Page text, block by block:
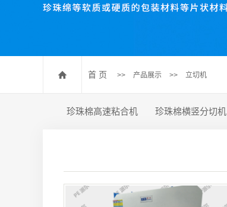
首 页 >> 产品展示 >> 立切机
珍珠棉高速粘合机 珍珠棉横竖分切机